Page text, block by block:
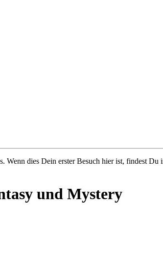
Wenn dies Dein erster Besuch hier ist, findest Du
und Mystery